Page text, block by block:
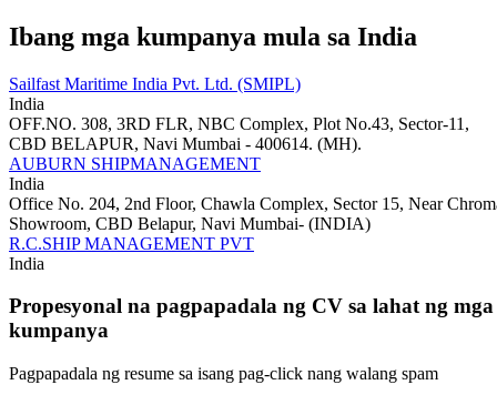
Ibang mga kumpanya mula sa India
Sailfast Maritime India Pvt. Ltd. (SMIPL)
India
OFF.NO. 308, 3RD FLR, NBC Complex, Plot No.43, Sector-11,
CBD BELAPUR, Navi Mumbai - 400614. (MH).
AUBURN SHIPMANAGEMENT
India
Office No. 204, 2nd Floor, Chawla Complex, Sector 15, Near
Showroom, CBD Belapur, Navi Mumbai- (INDIA)
R.C.SHIP MANAGEMENT PVT
India
Propesyonal na pagpapadala ng CV sa lahat ng mga
kumpanya
Pagpapadala ng resume sa isang pag-click nang walang spam